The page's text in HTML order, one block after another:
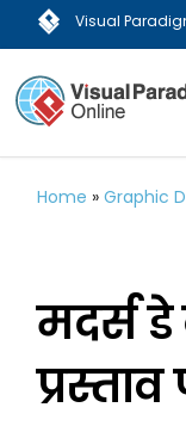
Visual
Home »Graphic
मदर्स
प्रस्ताव